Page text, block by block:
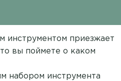
инструментом приезжает
вы поймете о каком
набором инструмента